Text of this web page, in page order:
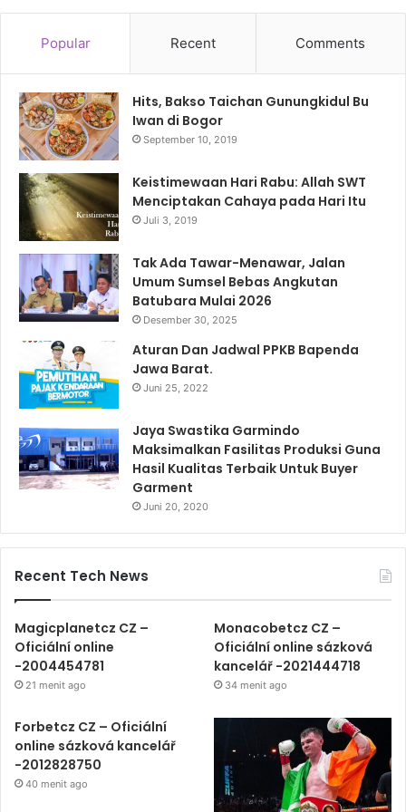
Popular Recent Comments
Hits, Bakso Taichan Gunungkidul Bu
Iwan di Bogor
September 10, 2019
Keistimewaan Hari Rabu: Allah SWT
Menciptakan Cahaya pada Hari Itu
Juli 3, 2019
Tak Ada Tawar-Menawar, Jalan
Umum Sumsel Bebas Angkutan
Batubara Mulai 2026
Desember 30, 2025
Aturan Dan Jadwal PPKB Bapenda
Jawa Barat.
Juni 25, 2022
Jaya Swastika Garmindo
Maksimalkan Fasilitas Produksi Guna
Hasil Kualitas Terbaik Untuk Buyer
Garment
Juni 20, 2020
Recent Tech News
Magicplanetcz CZ –
Oficiální online
-2004454781
21 menit ago
Monacobetcz CZ –
Oficiální online sázková
kancelář -2021444718
34 menit ago
Forbetcz CZ – Oficiální
online sázková kancelář
-2012828750
40 menit ago